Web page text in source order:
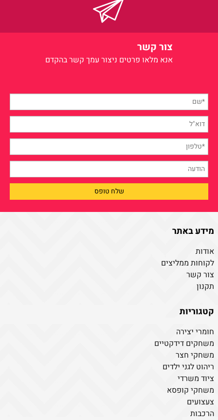
צור קשר
אנא מלאו פרטים ניצור עמך קשר בהקדם
מידע באתר
אודות
לקוחות ממליצים
צור קשר
תקנון
קטגוריות
חומרי יצירה
משחקים דידקטיים
משחקי חצר
ריהוט לגני ילדים
ציוד משרדי
משחקי קופסא
צעצועים
הרכבות